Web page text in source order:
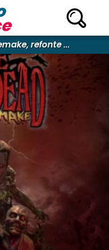
refonte ...